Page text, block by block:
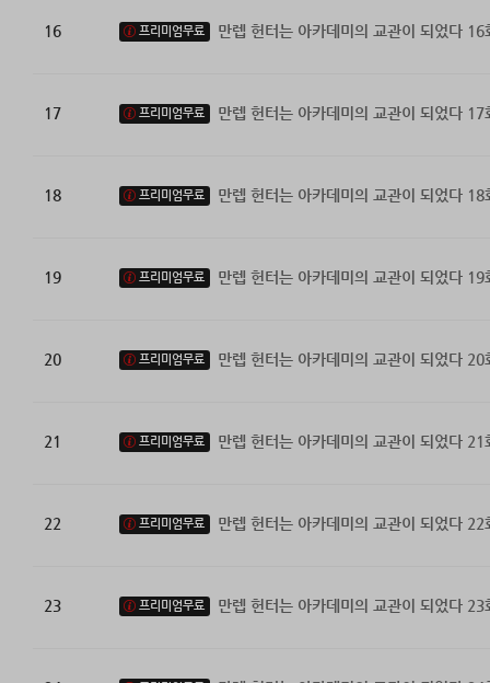
16 프리미엄무료 만렙 헌터는 아카데미의 교관이 되었다 16
17 프리미엄무료 만렙 헌터는 아카데미의 교관이 되었다 17
18 프리미엄무료 만렙 헌터는 아카데미의 교관이 되었다 18
19 프리미엄무료 만렙 헌터는 아카데미의 교관이 되었다 19
20 프리미엄무료 만렙 헌터는 아카데미의 교관이 되었다 20
21 프리미엄무료 만렙 헌터는 아카데미의 교관이 되었다 21
22 프리미엄무료 만렙 헌터는 아카데미의 교관이 되었다 22
23 프리미엄무료 만렙 헌터는 아카데미의 교관이 되었다 23